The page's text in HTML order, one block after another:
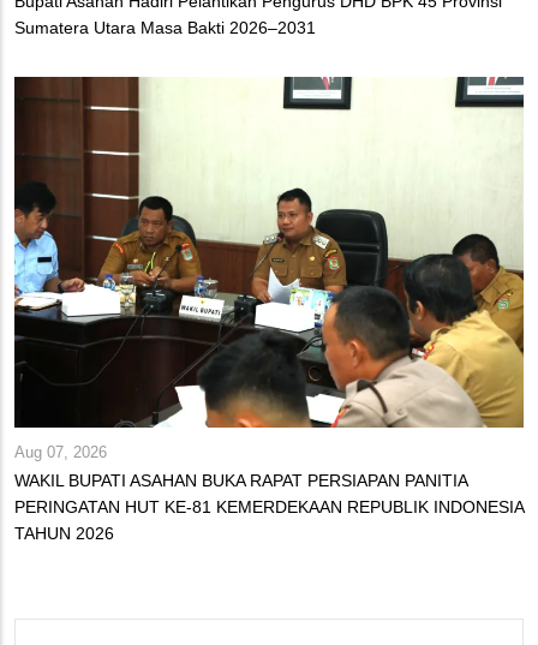
Sumatera Utara Masa Bakti 2026–2031
Aug 07, 2026
WAKIL BUPATI ASAHAN BUKA RAPAT PERSIAPAN PANITIA
PERINGATAN HUT KE-81 KEMERDEKAAN REPUBLIK INDONESIA
TAHUN 2026